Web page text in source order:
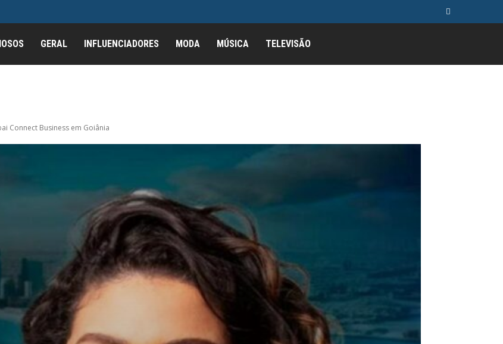
GERAL INFLUENCIADORES MODA MÚSICA TELEVISÃO
Connect Business em Goiânia